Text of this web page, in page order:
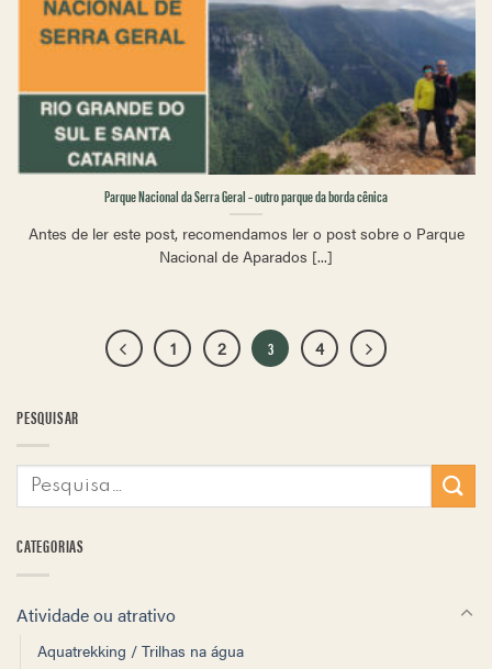
PESQUISAR
CATEGORIAS
Atividade ou atrativo
Aquatrekking / Trilhas na água
Parque Nacional da Serra Geral – outro parque da borda cênica
Antes de ler este post, recomendamos ler o post sobre o Parque
Nacional de Aparados [...]
1 2 3 4